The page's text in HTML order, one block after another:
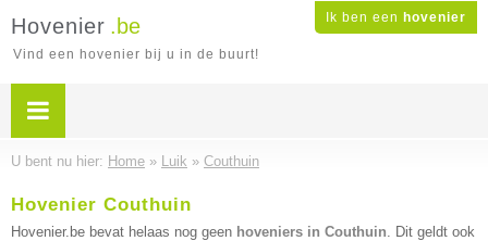
Ik ben een hovenier
Hovenier .be
Vind een hovenier bij u in de buurt!
U bent nu hier: Home » Luik » Couthuin
Hovenier Couthuin
Hovenier.be bevat helaas nog geen hoveniers in Couthuin. Dit geldt ook